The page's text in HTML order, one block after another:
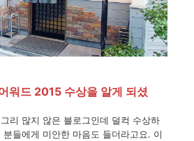
워드 2015 수상을 알게 되셨
그리 많지 않은 블로그인데 덜컥 수상하
분들에게 미안한 마음도 들더라고요. 이